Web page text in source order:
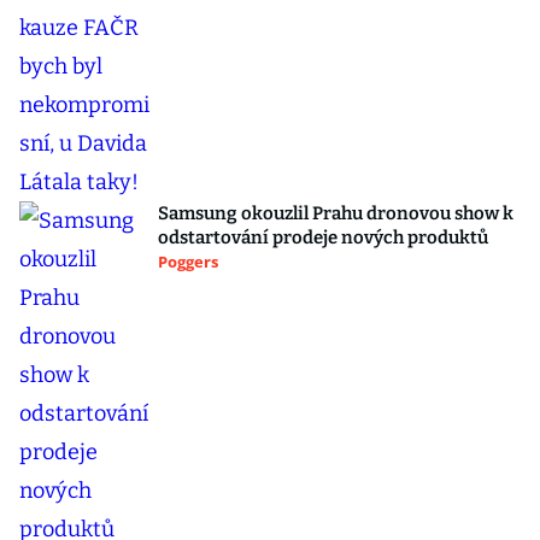
Samsung okouzlil Prahu dronovou show k
odstartování prodeje nových produktů
Poggers